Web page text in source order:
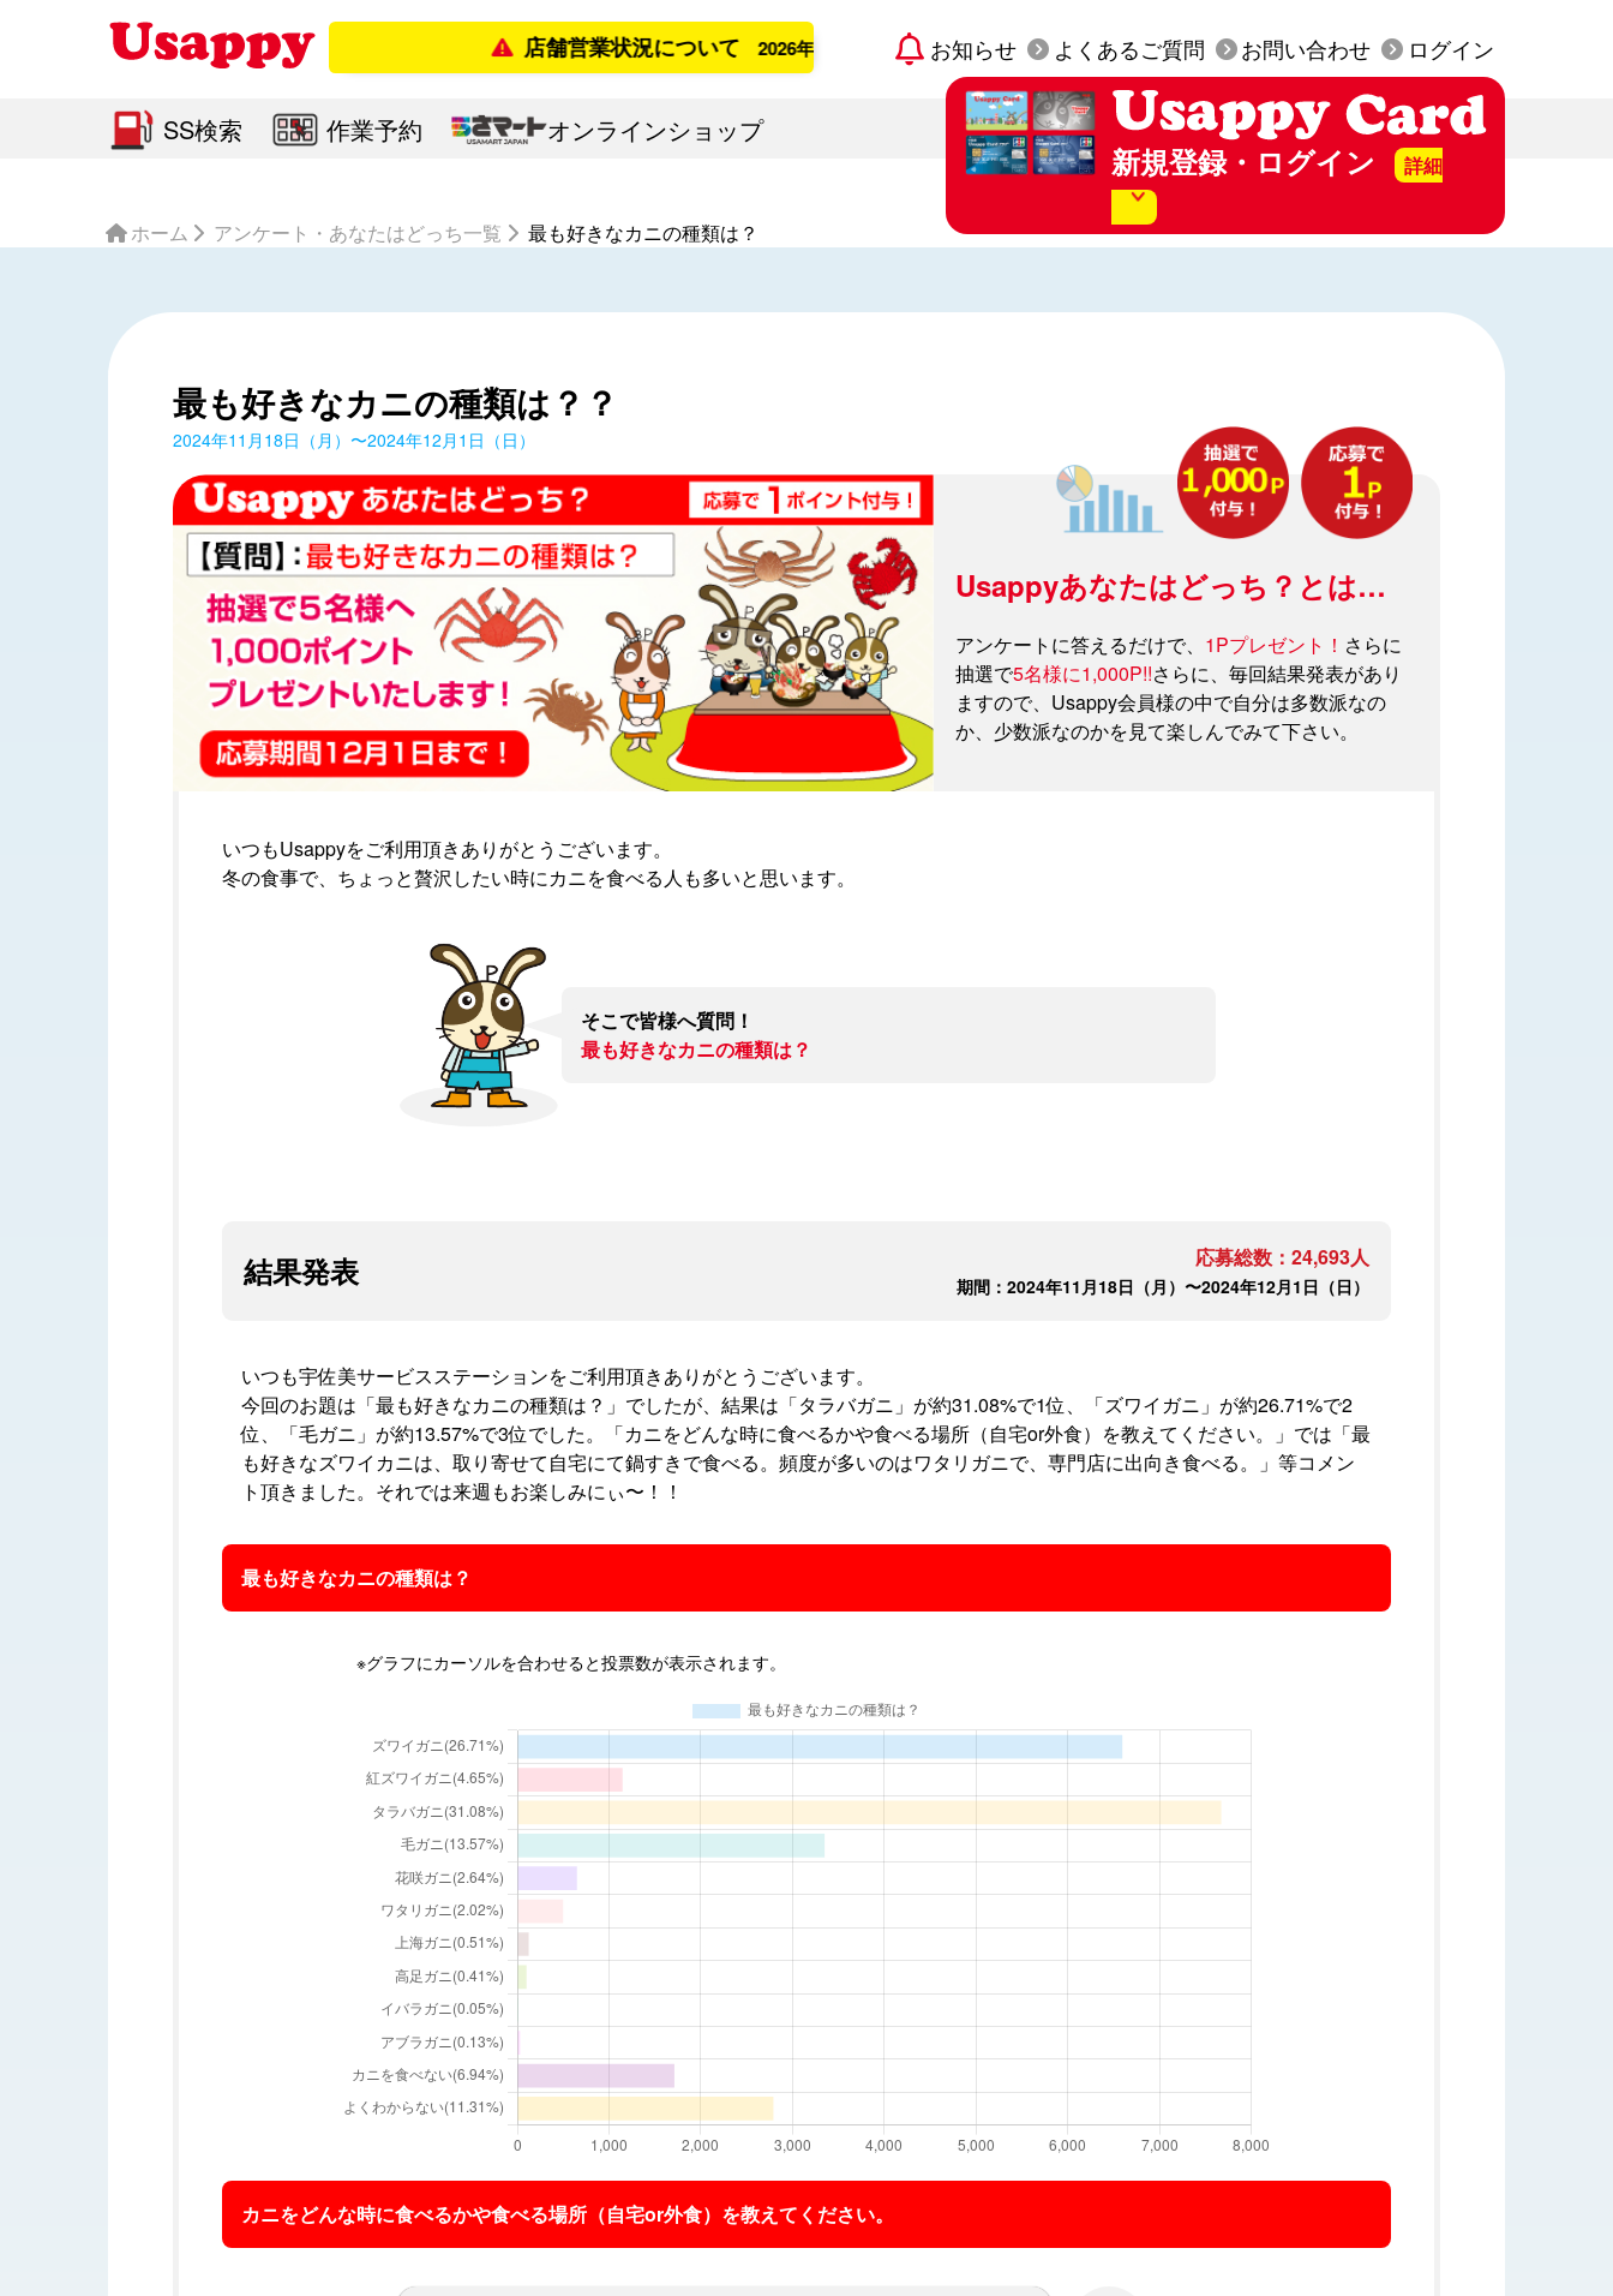
店舗営業状況について 2026年8月7日更新 お知らせ よくあるご質問 お問い合わせ ログイン
SS検索 作業予約 オンラインショップ
新規登録・ログイン 詳細
すでに宇佐美SS店頭にて発行された
カード発行は無料です。
持っている（WEB会員登録）
（クレジットカード機能付き）
ログイン
ホーム アンケート・あなたはどっち一覧 最も好きなカニの種類は？
最も好きなカニの種類は？？
2024年11月18日（月）〜2024年12月1日（日）
Usappyあなたはどっち？とは…
アンケートに答えるだけで、 1Pプレゼント！ さらに
抽選で5名様に1,000P!!さらに、毎回結果発表があり
ますので、Usappy会員様の中で自分は多数派なの
か、少数派なのかを見て楽しんでみて下さい。
いつもUsappyをご利用頂きありがとうございます。
冬の食事で、ちょっと贅沢したい時にカニを食べる人も多いと思います。
そこで皆様へ質問！
最も好きなカニの種類は？
結果発表 応募総数：24,693人
期間：2024年11月18日（月）〜2024年12月1日（日）
いつも宇佐美サービスステーションをご利用頂きありがとうございます。
今回のお題は「最も好きなカニの種類は？」でしたが、結果は「タラバガニ」が約31.08%で1位、「ズワイガニ」が約26.71%で2
位、「毛ガニ」が約13.57%で3位でした。「カニをどんな時に食べるかや食べる場所（自宅or外食）を教えてください。」では「最
も好きなズワイカニは、取り寄せて自宅にて鍋すきで食べる。頻度が多いのはワタリガニで、専門店に出向き食べる。」等コメン
ト頂きました。それでは来週もお楽しみにぃ〜！！
最も好きなカニの種類は？
※グラフにカーソルを合わせると投票数が表示されます。
カニをどんな時に食べるかや食べる場所（自宅or外食）を教えてください。